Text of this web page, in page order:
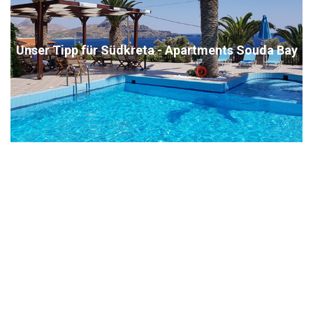
Unser Tipp für Südkreta - Apartments Souda Bay